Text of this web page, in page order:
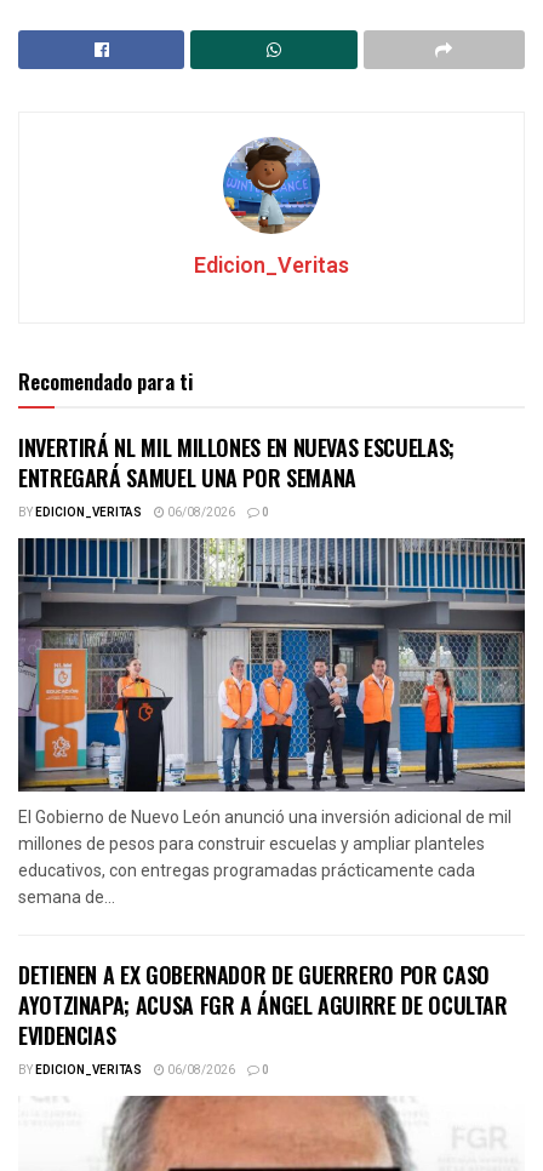
Edicion_Veritas
Recomendado para ti
INVERTIRÁ NL MIL MILLONES EN NUEVAS ESCUELAS;
ENTREGARÁ SAMUEL UNA POR SEMANA
BYEDICION_VERITAS 06/08/2026 0
El Gobierno de Nuevo León anunció una inversión adicional de mil
millones de pesos para construir escuelas y ampliar planteles
educativos, con entregas programadas prácticamente cada
semana de...
DETIENEN A EX GOBERNADOR DE GUERRERO POR CASO
AYOTZINAPA; ACUSA FGR A ÁNGEL AGUIRRE DE OCULTAR
EVIDENCIAS
BYEDICION_VERITAS 06/08/2026 0